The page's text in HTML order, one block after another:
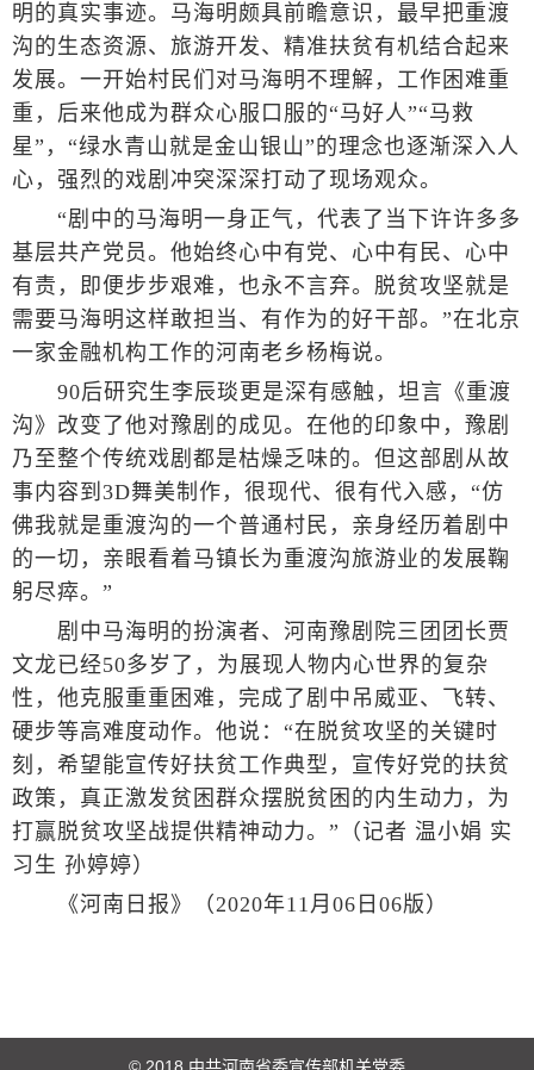
明的真实事迹。马海明颇具前瞻意识，最早把重渡
沟的生态资源、旅游开发、精准扶贫有机结合起来
发展。一开始村民们对马海明不理解，工作困难重
重，后来他成为群众心服口服的“马好人”“马救
星”，“绿水青山就是金山银山”的理念也逐渐深入人
心，强烈的戏剧冲突深深打动了现场观众。
“剧中的马海明一身正气，代表了当下许许多多
基层共产党员。他始终心中有党、心中有民、心中
有责，即便步步艰难，也永不言弃。脱贫攻坚就是
需要马海明这样敢担当、有作为的好干部。”在北京
一家金融机构工作的河南老乡杨梅说。
90后研究生李辰琰更是深有感触，坦言《重渡
沟》改变了他对豫剧的成见。在他的印象中，豫剧
乃至整个传统戏剧都是枯燥乏味的。但这部剧从故
事内容到3D舞美制作，很现代、很有代入感，“仿
佛我就是重渡沟的一个普通村民，亲身经历着剧中
的一切，亲眼看着马镇长为重渡沟旅游业的发展鞠
躬尽瘁。”
剧中马海明的扮演者、河南豫剧院三团团长贾
文龙已经50多岁了，为展现人物内心世界的复杂
性，他克服重重困难，完成了剧中吊威亚、飞转、
硬步等高难度动作。他说：“在脱贫攻坚的关键时
刻，希望能宣传好扶贫工作典型，宣传好党的扶贫
政策，真正激发贫困群众摆脱贫困的内生动力，为
打赢脱贫攻坚战提供精神动力。”（记者 温小娟 实
习生 孙婷婷）
《河南日报》（2020年11月06日06版）